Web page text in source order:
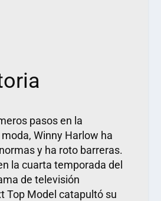
pasos en la
Winny Harlow ha
y ha roto barreras.
la cuarta temporada del
de televisión
Top Model catapultó su